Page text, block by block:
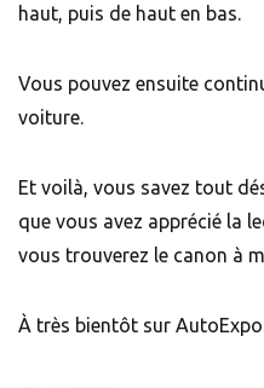
haut, puis de haut en bas.
Vous pouvez ensuite
voiture.
Et voilà, vous savez tout
que vous avez apprécié la
vous trouverez le canon à
À très bientôt sur